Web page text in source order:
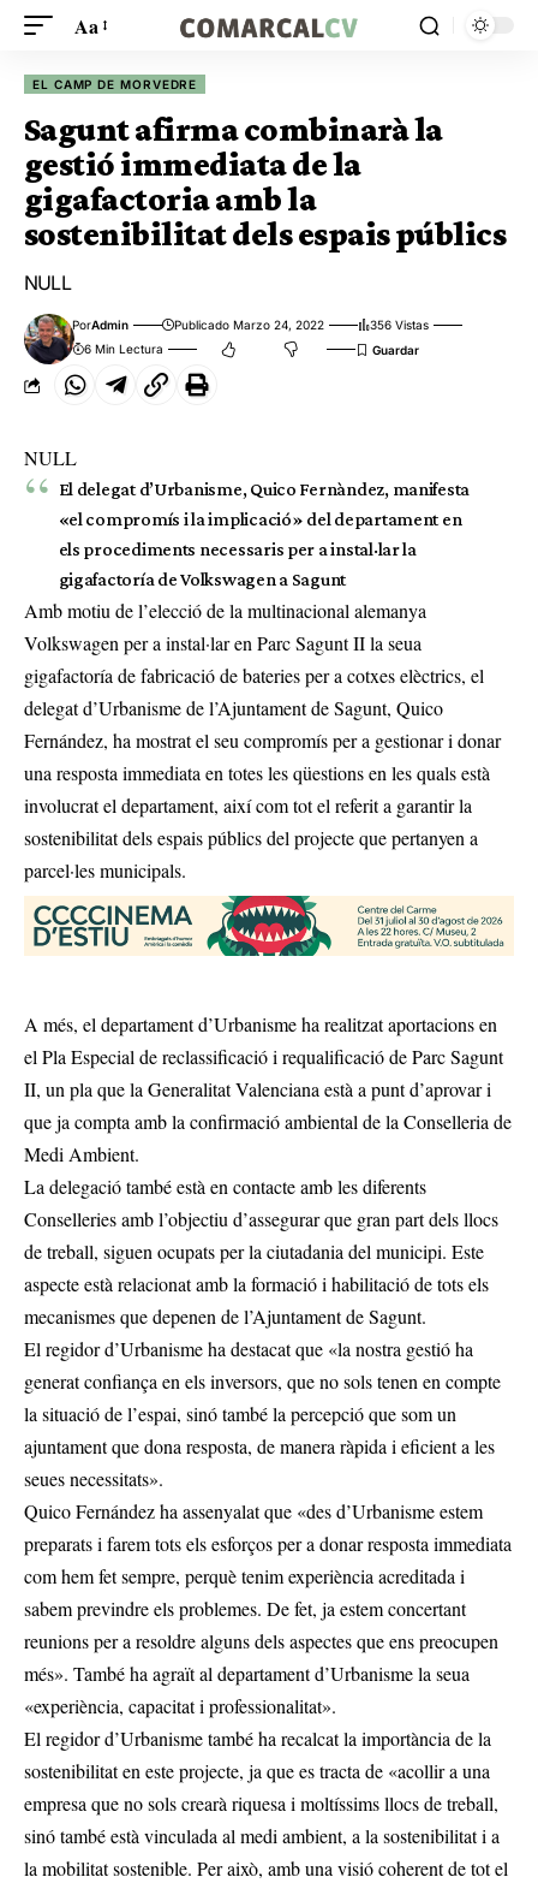
Aa
EL CAMP DE MORVEDRE
Sagunt afirma combinarà la
gestió immediata de la
gigafactoria amb la
sostenibilitat dels espais públics
NULL
PorAdmin Publicado Marzo 24, 2022
356 Vistas
6 Min Lectura
NULL
El delegat d’Urbanisme, Quico Fernàndez, manifesta
«el compromís i la implicació» del departament en
els procediments necessaris per a instal·lar la
gigafactoría de Volkswagen a Sagunt
Amb motiu del’elecció de la multinacional alemanya
Volkswagen per a instal·lar en Parc Sagunt IIla seua
gigafactoría de fabricació de bateries per a cotxes elèctrics, el
delegat d’Urbanisme de l’Ajuntament de Sagunt, Quico
Fernández, ha mostrat el seu compromís per a gestionar i donar
una resposta immediata en totes les qüestions en les quals està
involucrat el departament, així com tot el referit a garantir la
sostenibilitat dels espais públics del projecte que pertanyen a
parcel·les municipals.
A més, el departament d’Urbanisme ha realitzat aportacions en
el Pla Especial de reclassificació i requalificació de Parc Sagunt
II, un pla que la Generalitat Valenciana està a punt d’aprovar i
que ja compta amb la confirmació ambiental de la Conselleria de
Medi Ambient.
La delegació també està en contacte amb les diferents
Conselleries amb l’objectiu d’assegurar que gran part dels llocs
de treball, siguen ocupats per la ciutadania del municipi. Este
aspecte està relacionat amb la formació i habilitació de tots els
mecanismes que depenen de l’Ajuntament de Sagunt.
El regidor d’Urbanisme ha destacat que «la nostra gestió ha
generat confiança en els inversors, que no sols tenen en compte
la situació de l’espai, sinó també la percepció que som un
ajuntament que dona resposta, de manera ràpida i eficient a les
seues necessitats».
Quico Fernández ha assenyalat que «des d’Urbanisme estem
preparats i farem tots els esforços per a donar resposta immediata
com hem fet sempre, perquè tenim experiència acreditada i
sabem previndre els problemes. De fet, ja estem concertant
reunions per a resoldre alguns dels aspectes que ens preocupen
més». També ha agraït al departament d’Urbanisme la seua
«experiència, capacitat i professionalitat».
El regidor d’Urbanisme també ha recalcat la importància de la
sostenibilitat en este projecte, ja que es tracta de «acollir a una
empresa que no sols crearà riquesa i moltíssims llocs de treball,
sinó també està vinculada al medi ambient, a la sostenibilitat i a
la mobilitat sostenible. Per això, amb una visió coherent de tot el